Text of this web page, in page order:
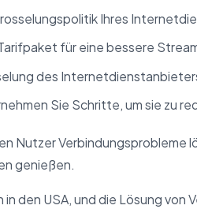
Ihres
für eine bessere
des
Sie Schritte, um sie zu
Nutzer Verbindungsprobleme
genießen.
den USA, und die Lösung von